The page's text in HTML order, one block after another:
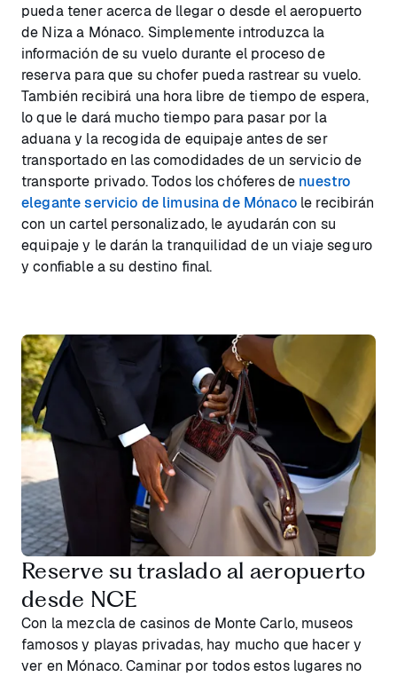
pueda tener acerca de llegar o desde el aeropuerto
de Niza a Mónaco. Simplemente introduzca la
información de su vuelo durante el proceso de
reserva para que su chofer pueda rastrear su vuelo.
También recibirá una hora libre de tiempo de espera,
lo que le dará mucho tiempo para pasar por la
aduana y la recogida de equipaje antes de ser
transportado en las comodidades de un servicio de
transporte privado. Todos los chóferes de nuestro
elegante servicio de limusina de Mónacole recibirán
con un cartel personalizado, le ayudarán con su
equipaje y le darán la tranquilidad de un viaje seguro
y confiable a su destino final.
Reserve su traslado al aeropuerto
desde NCE
Con la mezcla de casinos de Monte Carlo, museos
famosos y playas privadas, hay mucho que hacer y
ver en Mónaco. Caminar por todos estos lugares no